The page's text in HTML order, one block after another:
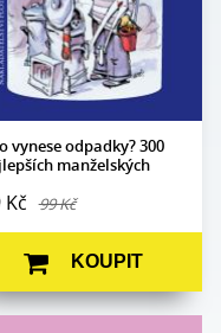
vynese odpadky? 300
manželských
Kč 99 Kč
16. 6. 2021
KOUPIT